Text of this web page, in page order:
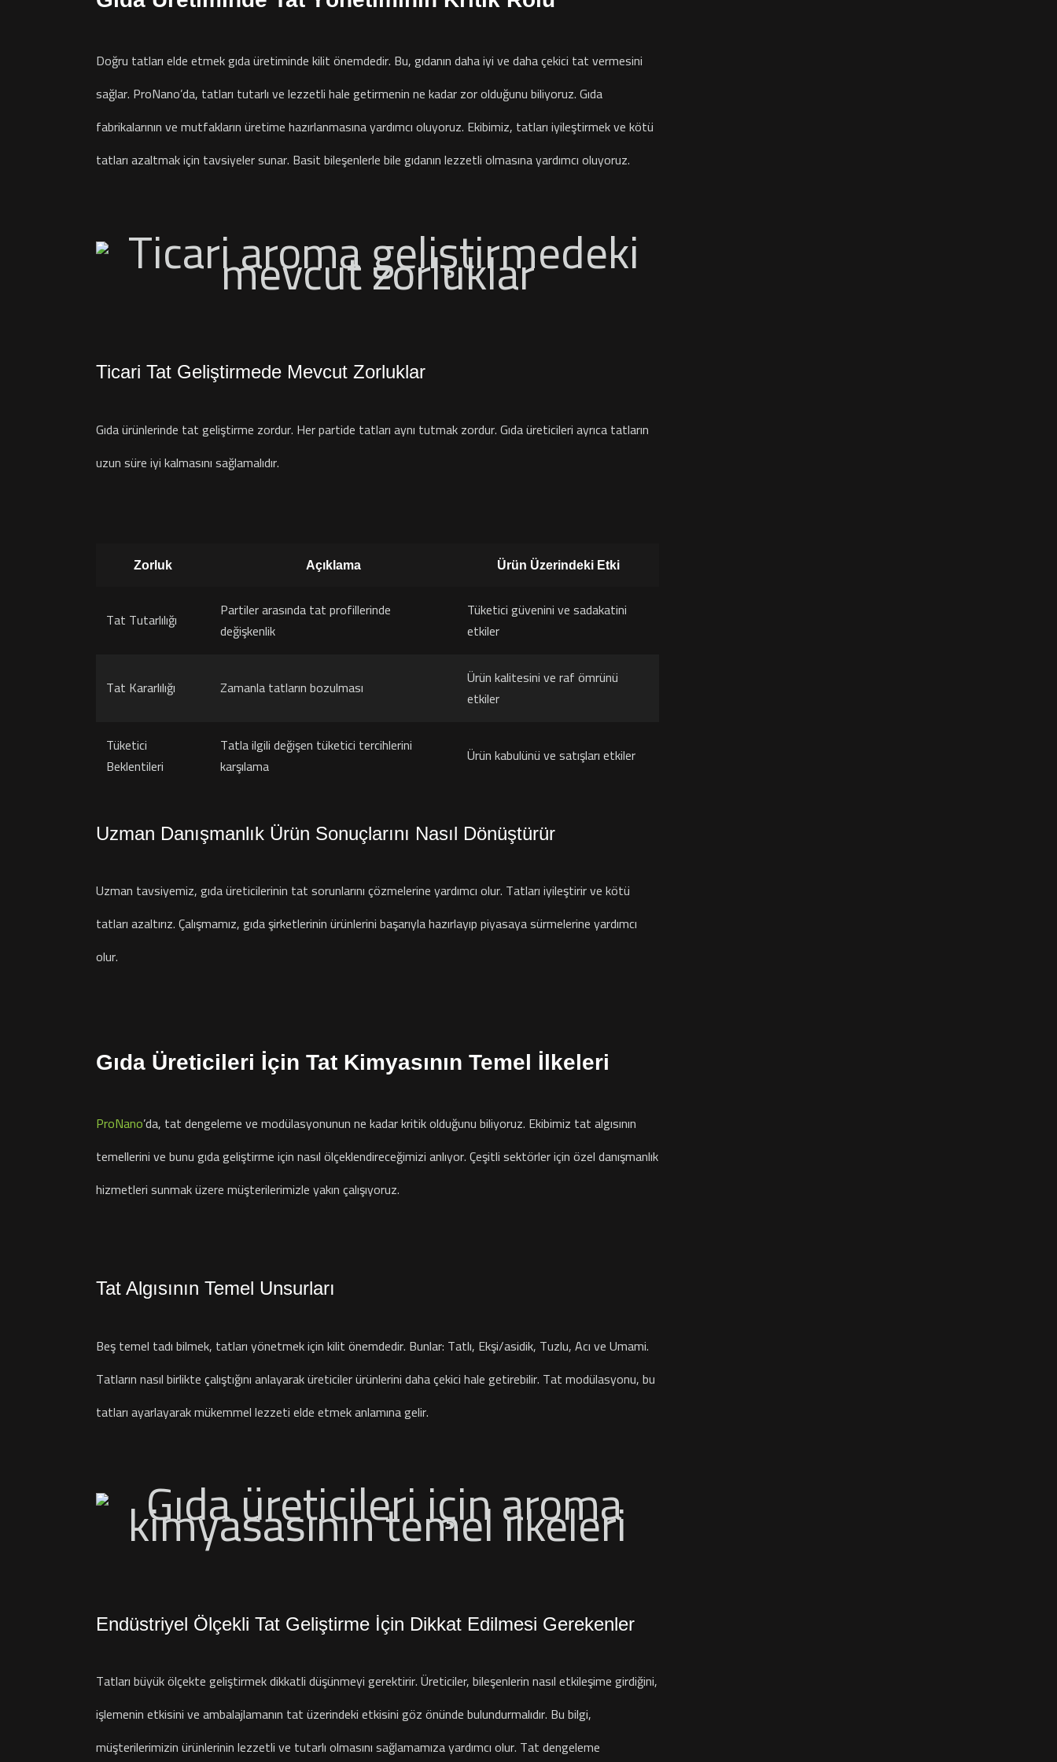
Doğru tatları elde etmek gıda üretiminde kilit önemdedir. Bu, gıdanın daha iyi ve daha çekici tat vermesini
sağlar. ProNano’da, tatları tutarlı ve lezzetli hale getirmenin ne kadar zor olduğunu biliyoruz.Gıda
fabrikalarının ve mutfakların üretime hazırlanmasına yardımcı oluyoruz. Ekibimiz, tatları iyileştirmek ve kötü
tatları azaltmak için tavsiyeler sunar. Basit bileşenlerle bile gıdanın lezzetli olmasına yardımcı oluyoruz.
Ticari Tat Geliştirmede Mevcut Zorluklar
Gıda ürünlerinde tat geliştirme zordur. Her partide tatları aynı tutmak zordur. Gıda üreticileri ayrıca tatların
uzun süre iyi kalmasını sağlamalıdır.
Zorluk Açıklama Ürün Üzerindeki Etki
Tat Tutarlılığı
Partiler arasında tat profillerinde
değişkenlik
Tüketici güvenini ve sadakatini
etkiler
Tat Kararlılığı Zamanla tatların bozulması
Ürün kalitesini ve raf ömrünü
etkiler
Tüketici
Beklentileri
Tatla ilgili değişen tüketici tercihlerini
karşılama
Ürün kabulünü ve satışları etkiler
Uzman Danışmanlık Ürün Sonuçlarını Nasıl Dönüştürür
Uzman tavsiyemiz, gıda üreticilerinin tat sorunlarını çözmelerine yardımcı olur. Tatları iyileştirir ve kötü
tatları azaltırız. Çalışmamız, gıda şirketlerinin ürünlerini başarıyla hazırlayıp piyasaya sürmelerine yardımcı
olur.
Gıda Üreticileri İçin Tat Kimyasının Temel İlkeleri
ProNano’da, tat dengeleme ve modülasyonunun ne kadar kritik olduğunu biliyoruz. Ekibimiz tat algısının
temellerini ve bunu gıda geliştirme için nasıl ölçeklendireceğimizi anlıyor. Çeşitli sektörler için özel danışmanlık
hizmetleri sunmak üzere müşterilerimizle yakın çalışıyoruz.
Tat Algısının Temel Unsurları
Beş temel tadı bilmek, tatları yönetmek için kilit önemdedir. Bunlar: Tatlı, Ekşi/asidik, Tuzlu, Acı ve Umami.
Tatların nasıl birlikte çalıştığını anlayarak üreticiler ürünlerini daha çekici hale getirebilir. Tat modülasyonu, bu
tatları ayarlayarak mükemmel lezzeti elde etmek anlamına gelir.
Endüstriyel Ölçekli Tat Geliştirme İçin Dikkat Edilmesi Gerekenler
Tatları büyük ölçekte geliştirmek dikkatli düşünmeyi gerektirir. Üreticiler, bileşenlerin nasıl etkileşime girdiğini,
işlemenin etkisini ve ambalajlamanın tat üzerindeki etkisini göz önünde bulundurmalıdır. Bu bilgi,
müşterilerimizin ürünlerinin lezzetli ve tutarlı olmasını sağlamamıza yardımcı olur. Tat dengeleme